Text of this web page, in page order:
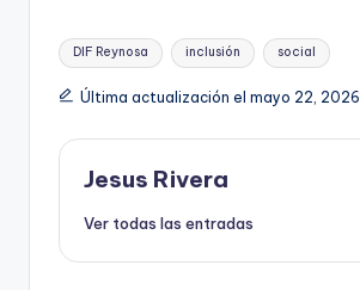
Etiquetas:
DIF Reynosa inclusión social
Última actualización el mayo 22, 2026
Jesus Rivera
Ver todas las entradas